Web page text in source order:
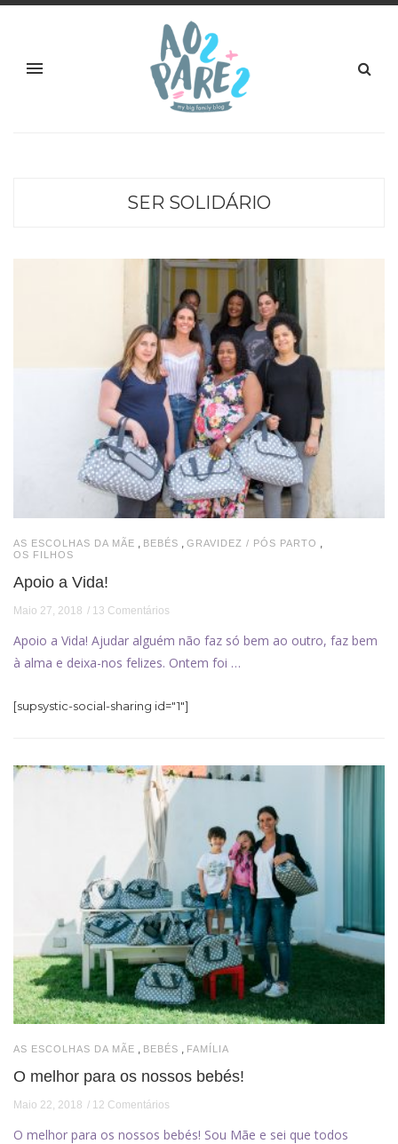
SER SOLIDÁRIO
AS ESCOLHAS DA MÃE BEBÉS GRAVIDEZ / PÓS PARTO
OS FILHOS
Apoio a Vida!
Maio 27, 2018 13 Comentários
Apoio a Vida! Ajudar alguém não faz só bem ao outro, faz bem
à alma e deixa-nos felizes. Ontem foi …
[supsystic-social-sharing id="1"]
AS ESCOLHAS DA MÃE BEBÉS FAMÍLIA
O melhor para os nossos bebés!
Maio 22, 2018 12 Comentários
O melhor para os nossos bebés! Sou Mãe e sei que todos